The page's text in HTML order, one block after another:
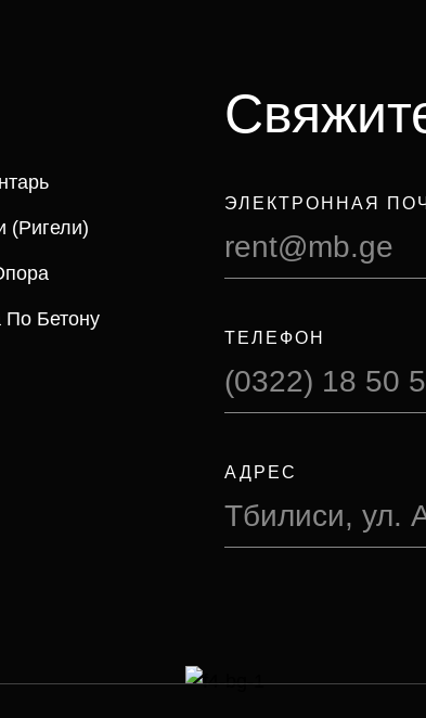
(ригели)
Бетону
ЭЛЕКТРОННАЯ
rent@mb.ge
ТЕЛЕФОН
(0322) 18 50
АДРЕС
Тбилиси, ул.